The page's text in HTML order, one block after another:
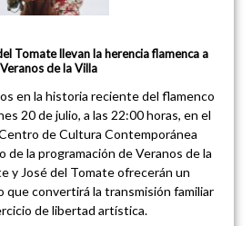
Tomate llevan la herencia flamenca a
Veranos de la Villa
en la historia reciente del flamenco
20 de julio, a las 22:00 horas, en el
de Cultura Contemporánea
de la programación de Veranos de la
y José del Tomate ofrecerán un
convertirá la transmisión familiar
de libertad artística.